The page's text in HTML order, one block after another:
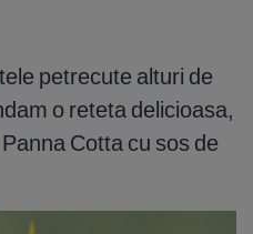
petrecute alturi de
o reteta delicioasa,
Cotta cu sos de